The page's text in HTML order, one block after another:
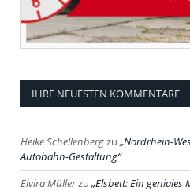
IHRE NEUESTEN KOMMENTARE
Heike Schellenbergzu Nordrhein-
Autobahn-Gestaltung
Elvira Müllerzu Elsbett: Ein geniales